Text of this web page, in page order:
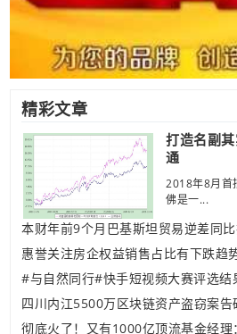
精彩文章
打造名副
通
2018年8月首
佛是一...
本财年前9个月巴基斯坦贸易逆差同
惠誉关注房企权益销售占比有下跌趋
#与自然同行#快手短视频大赛评选结
四川内江5500万区块链资产盗窃案告
彻底火了！又有1000亿顶流基金经理